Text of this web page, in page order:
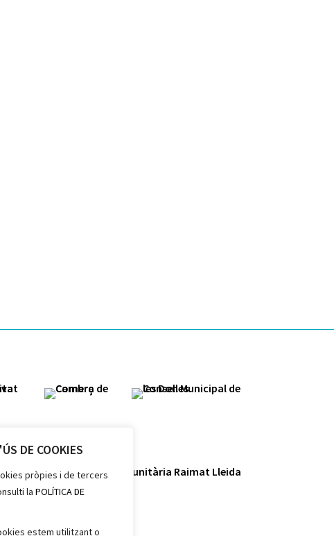
DE COOKIES
pròpies i de tercers
la POLÍTICA DE
estem utilitzant o